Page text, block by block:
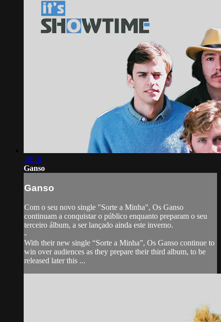
18:18
Ganso
Ganso
Com o seu novo single "Sorte a Minha", Os Ganso
continuam a conquistar o público enquanto preparam o seu
terceiro álbum, a ser lançado ainda este inverno.
-
With their new single “Sorte a Minha”, Os Ganso continue to
win over audiences as they prepare their third album, to be
released later this ...